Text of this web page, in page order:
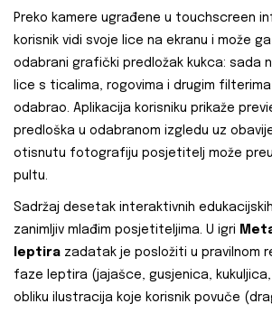
Preko kamere ugrađene u touchscreen
korisnik vidi svoje lice na ekranu i može
odabrani grafički predložak kukca: sada
lice s ticalima, rogovima i drugim
odabrao. Aplikacija korisniku prikaže
predloška u odabranom izgledu uz
otisnutu fotografiju posjetitelj može
pultu.
Sadržaj desetak interaktivnih
zanimljiv mlađim posjetiteljima. U igri
leptira zadatak je posložiti u pravilnom
faze leptira (jajašce, gusjenica,
obliku ilustracija koje korisnik povuče